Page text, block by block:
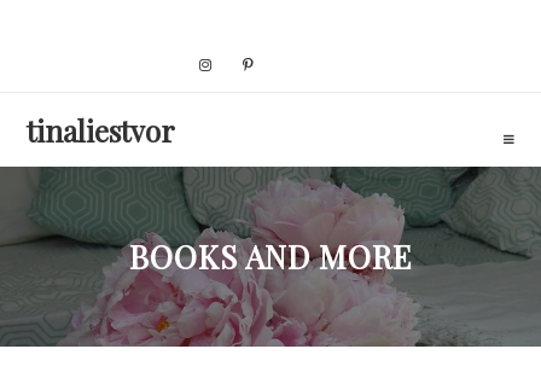
tinaliestvor
BOOKS AND MORE